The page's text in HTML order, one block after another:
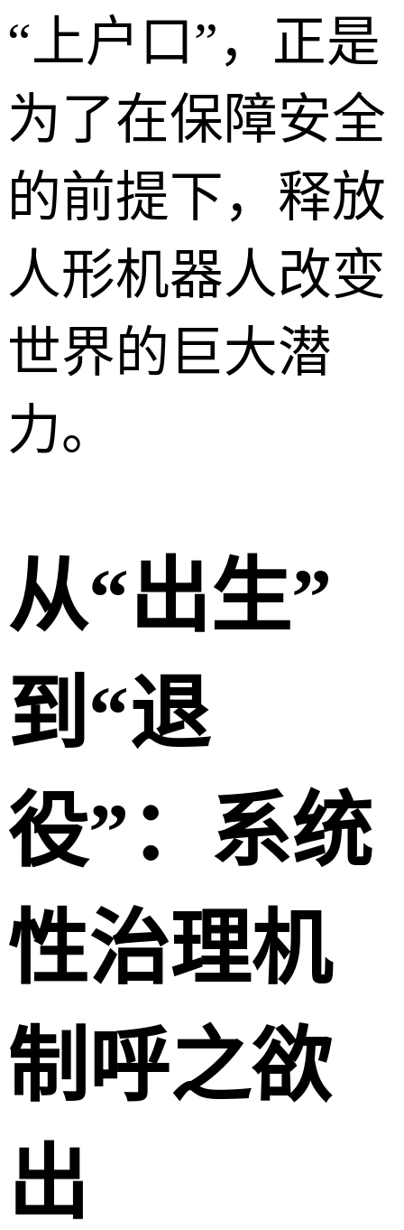
“上户口”，正是
为了在保障安全
的前提下，释放
人形机器人改变
世界的巨大潜
力。
从“出生”
到“退
役”：系统
性治理机
制呼之欲
出